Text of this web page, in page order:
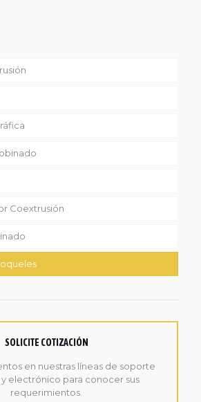
Coextrusión
SOLICITE COTIZACIÓN
en nuestras líneas de soporte
electrónico para conocer sus
requerimientos.